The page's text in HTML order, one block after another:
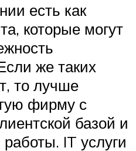
есть как
которые могут
же таких
то лучше
фирму с
базой и
IT услуги